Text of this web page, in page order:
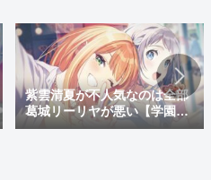
紫雲清夏が不人気なのは全部
葛城リーリヤが悪い【学園ア
イドルマスター】